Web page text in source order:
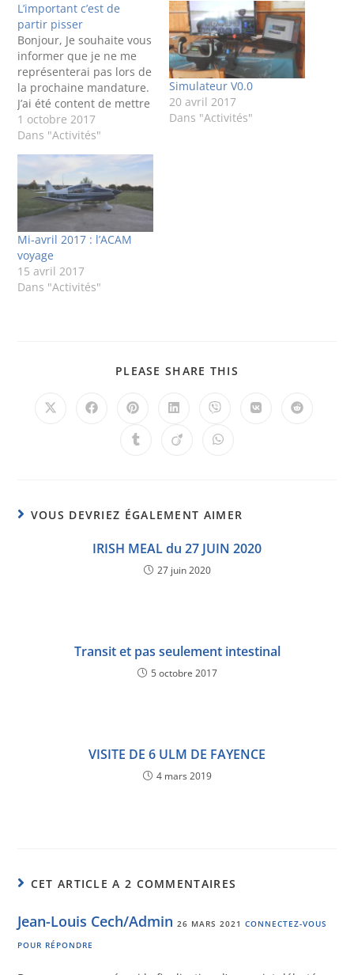
L’important c’est de
partir pisser
Bonjour, Je souhaite vous
informer que je ne me
représenterai pas lors de
la prochaine mandature.
J’ai été content de mettre
en place de nombreux
outils de gestion et
d’apporter au club une
certaine rigueur de
gestion qui me tient à
cœur. J’ai fait partie de
l’équipe motivée pour
redynamiser…
1 octobre 2017
Dans "Activités"
Simulateur V0.0
20 avril 2017
Dans "Activités"
Mi-avril 2017 : l’ACAM
voyage
15 avril 2017
Dans "Activités"
PLEASE SHARE THIS
VOUS DEVRIEZ ÉGALEMENT AIMER
IRISH MEAL du 27 JUIN 2020
27 juin 2020
Transit et pas seulement intestinal
5 octobre 2017
VISITE DE 6 ULM DE FAYENCE
4 mars 2019
CET ARTICLE A 2 COMMENTAIRES
Jean-Louis Cech/Admin 26 MARS 2021 CONNECTEZ-VOUS
POUR RÉPONDRE